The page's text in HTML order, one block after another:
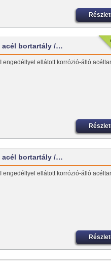
acél bortartály /…
engedéllyel ellátott korrózió-álló
acél bortartály /…
engedéllyel ellátott korrózió-álló